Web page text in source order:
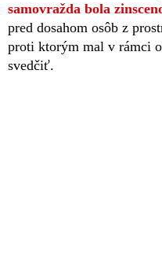
samovražda bola
pred dosahom osôb z
proti ktorým mal v rámci
svedčiť.